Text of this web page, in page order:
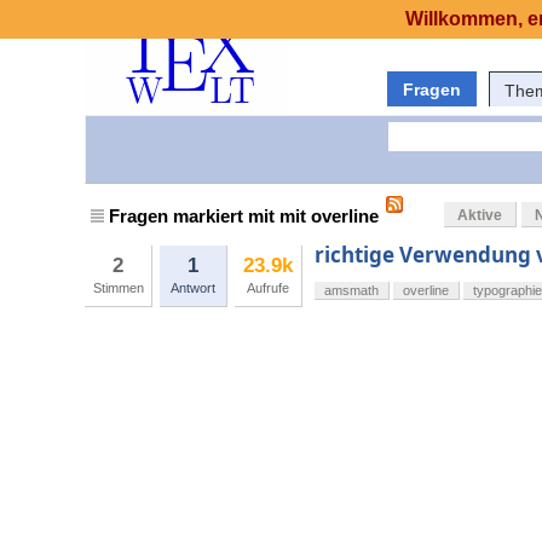
Fragen
Fragen markiert mit mit overline Aktive
2
Stimmen
1
Antwort
23.9k
Aufrufe
richtige Verwendung
amsmath overline typographie
Willkommen,